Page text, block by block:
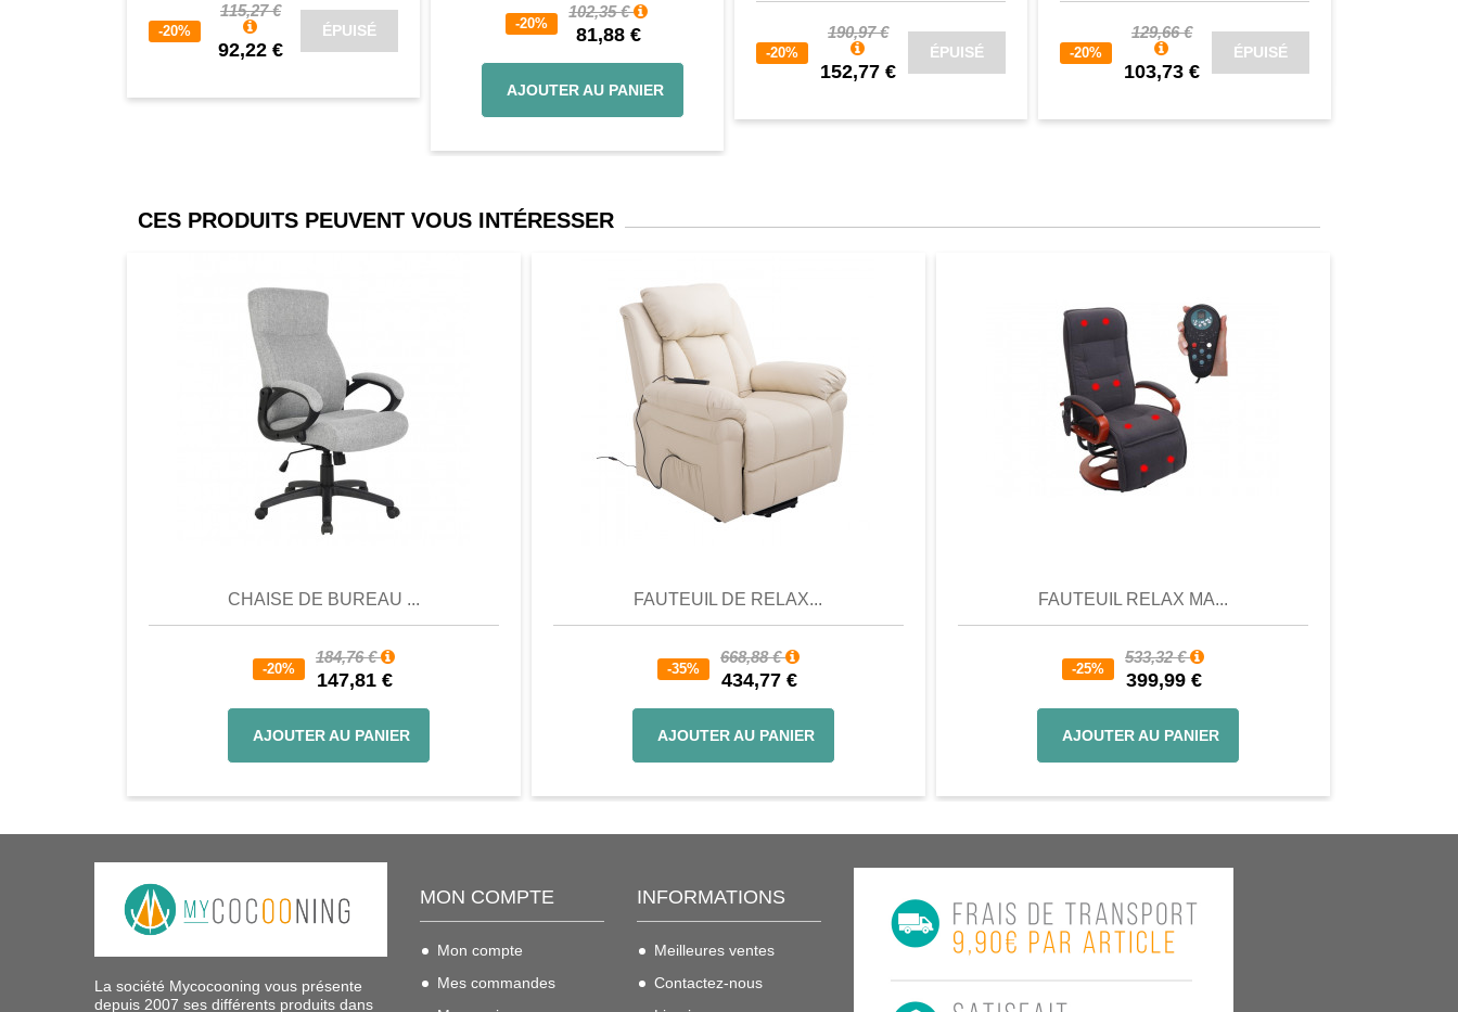
-20%
115,27 €
92,22 €
ÉPUISÉ -20%
102,35 €
81,88 €
AJOUTER AU PANIER
-20%
190,97 €
152,77 €
ÉPUISÉ -20%
129,66 €
103,73 €
ÉPUISÉ
CES PRODUITS PEUVENT VOUS INTÉRESSER
CHAISE DE BUREAU ...
-20%
184,76 €
147,81 €
AJOUTER AU PANIER
Favori
FAUTEUIL DE RELAX...
-35%
668,88 €
434,77 €
AJOUTER AU PANIER
Favori
FAUTEUIL RELAX MA...
-25%
533,32 €
399,99 €
AJOUTER AU PANIER
La société Mycocooning vous présente
depuis 2007 ses différents produits dans
MON COMPTE
Mon compte
Mes commandes
INFORMATIONS
Meilleures ventes
Contactez-nous